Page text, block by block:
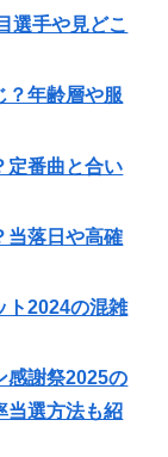
選手や見どこ
？年齢層や服
定番曲と合い
当落日や高確
ト2024の混雑
感謝祭2025の
当選方法も紹